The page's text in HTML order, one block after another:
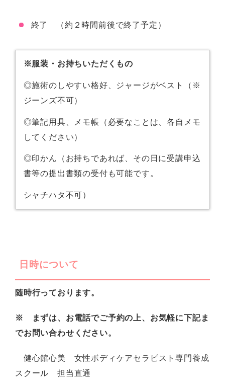
終了 （約２時間前後で終了予定）
※服装・お持ちいただくもの
◎施術のしやすい格好、ジャージがベスト（※
ジーンズ不可）
◎筆記用具、メモ帳（必要なことは、各自メモ
してください）
◎印かん（お持ちであれば、その日に受講申込
書等の提出書類の受付も可能です。
シャチハタ不可）
日時について
随時行っております。
※
まずは、お電話でご予約の上、お気軽に下記ま
でお問い合わせください。
健心館心美 女性ボディケアセラピスト専門養成
スクール 担当直通